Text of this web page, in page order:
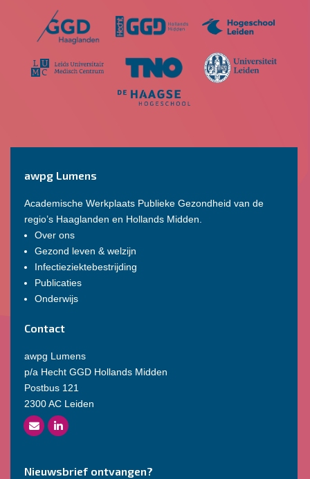
awpg Lumens
Academische Werkplaats Publieke Gezondheid van de
regio’s Haaglanden en Hollands Midden.
Over ons
Gezond leven & welzijn
Infectieziektebestrijding
Publicaties
Onderwijs
Contact
awpg Lumens
p/a Hecht GGD Hollands Midden
Postbus 121
2300 AC Leiden
Nieuwsbrief ontvangen?